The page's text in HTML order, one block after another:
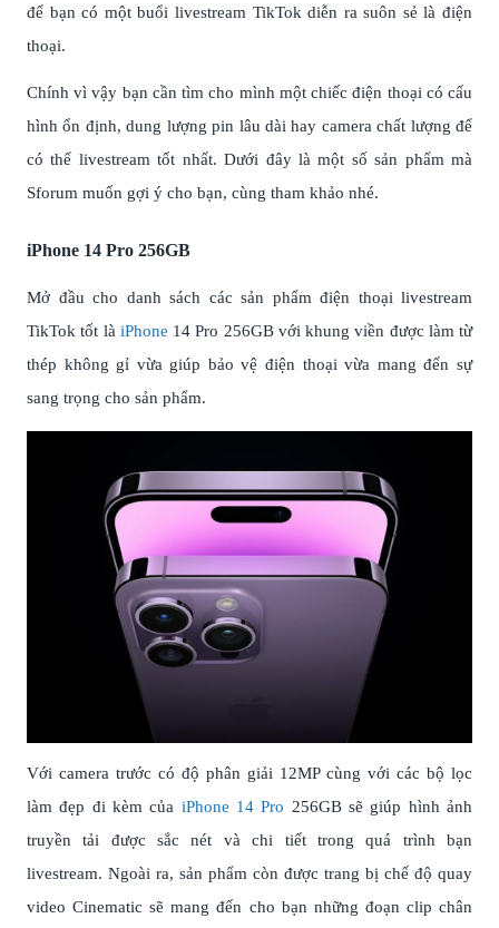
để bạn có một buổi livestream TikTok diễn ra suôn sẻ là điện
thoại.
Chính vì vậy bạn cần tìm cho mình một chiếc điện thoại có cấu
hình ổn định, dung lượng pin lâu dài hay camera chất lượng để
có thể livestream tốt nhất. Dưới đây là một số sản phẩm mà
Sforum muốn gợi ý cho bạn, cùng tham khảo nhé.
iPhone 14 Pro 256GB
Mở đầu cho danh sách các sản phẩm điện thoại livestream
TikTok tốt là iPhone 14 Pro 256GB với khung viền được làm từ
thép không gỉ vừa giúp bảo vệ điện thoại vừa mang đến sự
sang trọng cho sản phẩm.
Với camera trước có độ phân giải 12MP cùng với các bộ lọc
làm đẹp đi kèm của iPhone 14 Pro 256GB sẽ giúp hình ảnh
truyền tải được sắc nét và chi tiết trong quá trình bạn
livestream. Ngoài ra, sản phẩm còn được trang bị chế độ quay
video Cinematic sẽ mang đến cho bạn những đoạn clip chân